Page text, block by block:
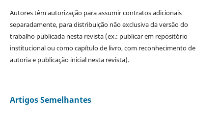
Autores têm autorização para assumir contratos adicionais
separadamente, para distribuição não exclusiva da versão do
trabalho publicada nesta revista (ex.: publicar em repositório
institucional ou como capítulo de livro, com reconhecimento de
autoria e publicação inicial nesta revista).
Artigos Semelhantes